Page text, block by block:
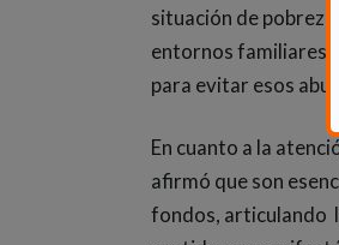
situación de pobreza
entornos familiares
para evitar esos
En cuanto a la
afirmó que son
fondos, articulando